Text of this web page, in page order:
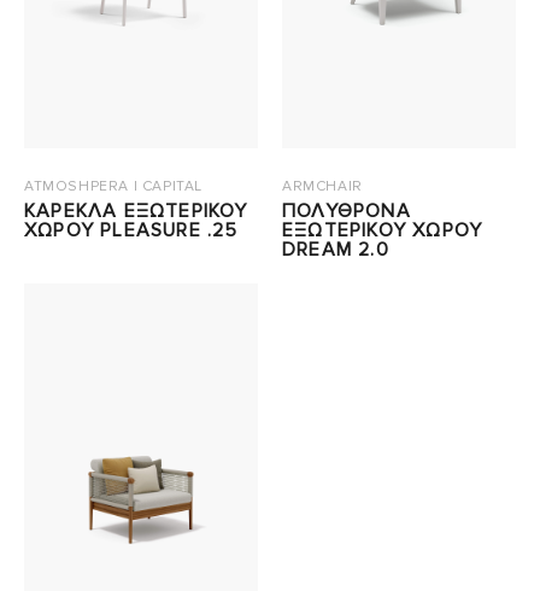
ATMOSHPERA | CAPITAL
ΚΑΡΕΚΛΑ ΕΞΩΤΕΡΙΚΟΥ
ΧΩΡΟΥ PLEASURE .25
ARMCHAIR
ΠΟΛΥΘΡΟΝΑ
ΕΞΩΤΕΡΙΚΟΥ ΧΩΡΟΥ
DREAM 2.0